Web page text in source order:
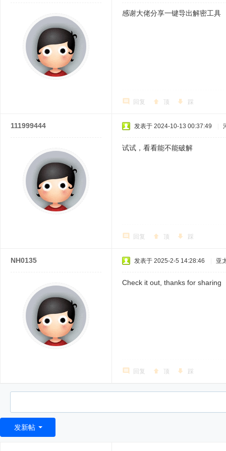
感谢大佬分享一键导出解密工具
回复 顶 踩
111999444 发表于 2024-10-13 00:37:49
试试，看看能不能破解
回复 顶 踩
NH0135 发表于 2025-2-5 14:28:46 亚
Check it out, thanks for sharing
回复 顶 踩
发新帖